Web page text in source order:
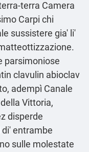
terra Camera
Carpi chi
sussistere gia' li'
parsimoniose
clavulin abioclav
adempì Canale
Vittoria,
disperde
entrambe
sulle molestate